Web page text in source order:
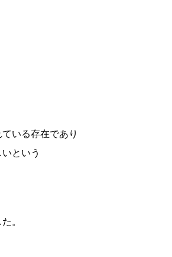
いる存在であり
という
。